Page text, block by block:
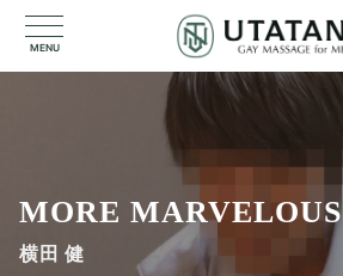
MENU
MORE MARVELOUS
横田 健